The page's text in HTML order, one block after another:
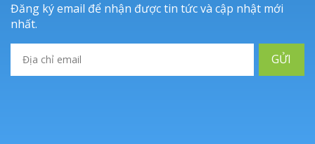
Đăng ký email để nhận được tin tức và cập nhật mới
nhất.
GỬI